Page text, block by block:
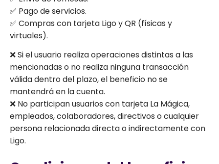
✅ Pago de servicios.
✅ Compras con tarjeta Ligo y QR (físicas y
virtuales).
❌ Si el usuario realiza operaciones distintas a las
mencionadas o no realiza ninguna transacción
válida dentro del plazo, el beneficio no se
mantendrá en la cuenta.
❌ No participan usuarios con tarjeta La Mágica,
empleados, colaboradores, directivos o cualquier
persona relacionada directa o indirectamente con
Ligo.